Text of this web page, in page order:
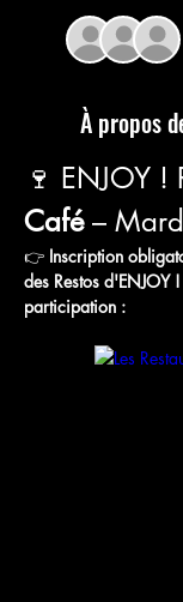
À propos
🍷 ENJOY !
Café –
👉 Inscription
des Restos d'ENJOY
participation :